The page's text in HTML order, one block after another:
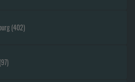
(402)
97)